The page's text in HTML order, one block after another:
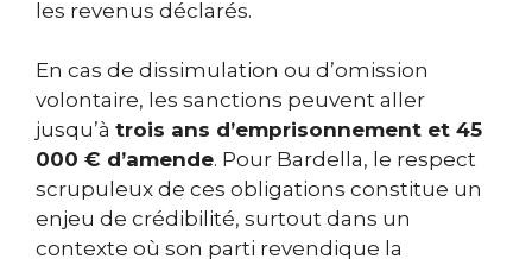
les revenus déclarés.
En cas de dissimulation ou d’omission
volontaire, les sanctions peuvent aller
jusqu’à trois ans d’emprisonnement et 45
000 € d’amende. Pour Bardella, le respect
scrupuleux de ces obligations constitue un
enjeu de crédibilité, surtout dans un
contexte où son parti revendique la